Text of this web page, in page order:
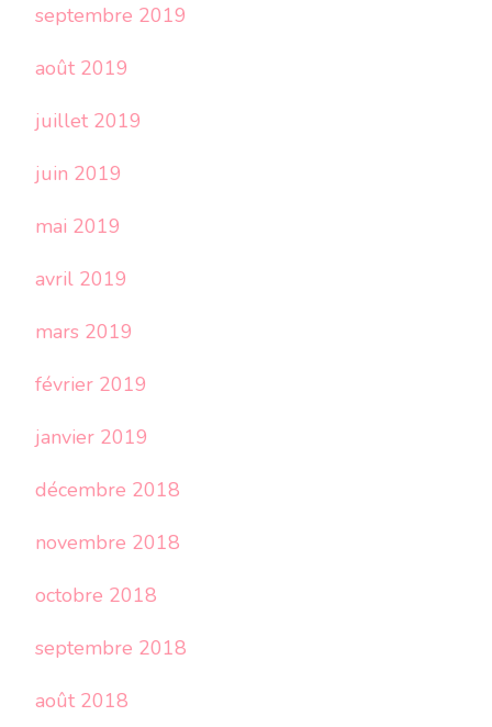
septembre 2019
août 2019
juillet 2019
juin 2019
mai 2019
avril 2019
mars 2019
février 2019
janvier 2019
décembre 2018
novembre 2018
octobre 2018
septembre 2018
août 2018